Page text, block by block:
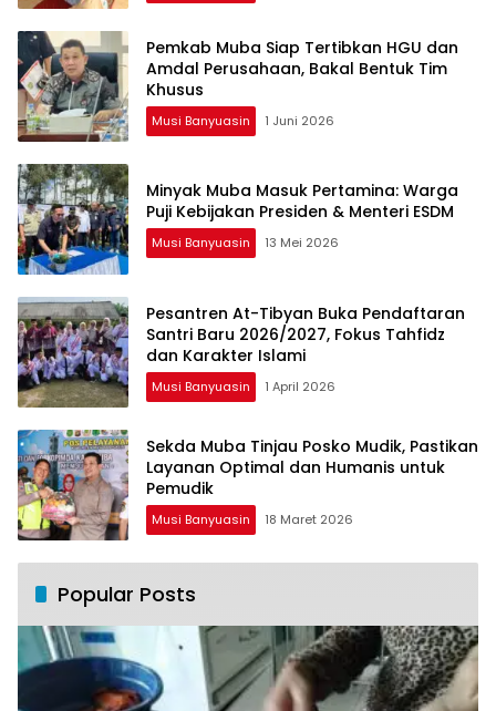
Pemkab Muba Siap Tertibkan HGU dan
Amdal Perusahaan, Bakal Bentuk Tim
Khusus
Musi Banyuasin 1 Juni 2026
Minyak Muba Masuk Pertamina: Warga
Puji Kebijakan Presiden & Menteri ESDM
Musi Banyuasin 13 Mei 2026
Pesantren At-Tibyan Buka Pendaftaran
Santri Baru 2026/2027, Fokus Tahfidz
dan Karakter Islami
Musi Banyuasin 1 April 2026
Sekda Muba Tinjau Posko Mudik, Pastikan
Layanan Optimal dan Humanis untuk
Pemudik
Musi Banyuasin 18 Maret 2026
Popular Posts